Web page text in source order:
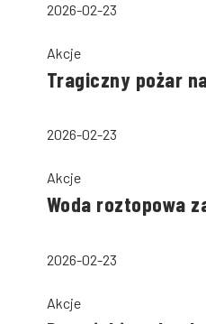
2026-02-23
Akcje
Tragiczny pożar
2026-02-23
Akcje
Woda roztopowa
2026-02-23
Akcje